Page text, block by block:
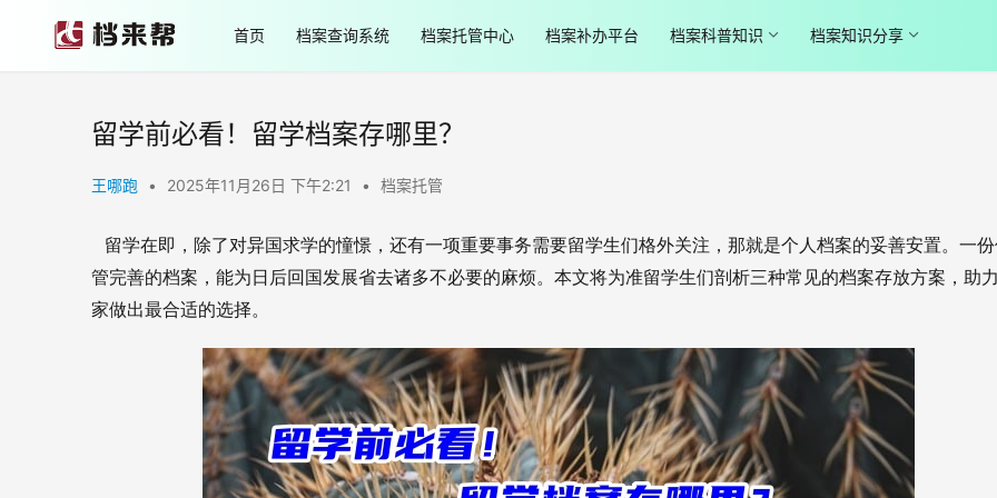
首页 档案查询系统 档案托管中心 档案补办平台 档案科普知识 档案知识分享
留学前必看！留学档案存哪里？
王哪跑 • 2025年11月26日 下午2:21 • 档案托管
留学在即，除了对异国求学的憧憬，还有一项重要事务需要留学生们格外关注，那就是个人档案的妥善安置。一
管完善的档案，能为日后回国发展省去诸多不必要的麻烦。本文将为准留学生们剖析三种常见的档案存放方案，助
家做出最合适的选择。